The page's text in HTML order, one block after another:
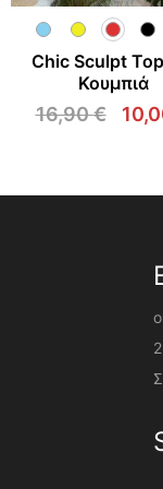
Chic Sculpt
Κουμπιά
16,90€